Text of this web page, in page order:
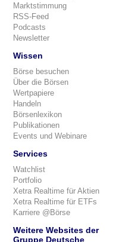
Marktstimmung
RSS-Feed
Podcasts
Newsletter
Wissen
Börse besuchen
Über die Börsen
Wertpapiere
Handeln
Börsenlexikon
Publikationen
Events und Webinare
Services
Watchlist
Portfolio
Xetra Realtime für Aktien
Xetra Realtime für ETFs
Karriere @Börse
Weitere Websites der
Gruppe Deutsche